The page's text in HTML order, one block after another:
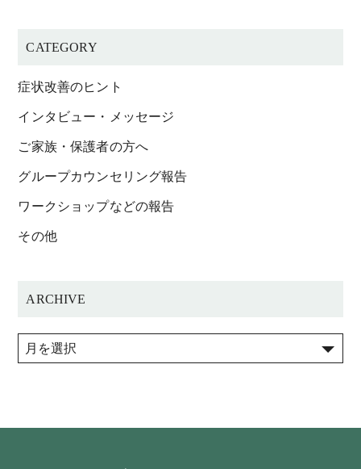
CATEGORY
症状改善のヒント
インタビュー・メッセージ
ご家族・保護者の方へ
グループカウンセリング報告
ワークショップなどの報告
その他
ARCHIVE